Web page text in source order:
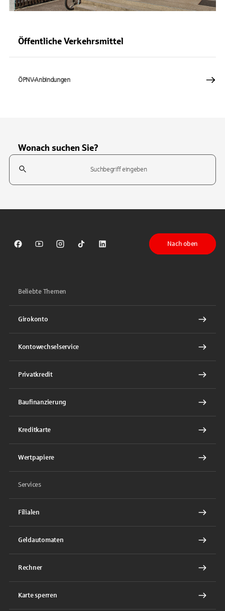
Öffentliche Verkehrsmittel
ÖPNV-Anbindungen
Wonach suchen Sie?
Suchfeld
Sparkasse auf Facebook
Sparkasse auf Youtube
Sparkasse auf Instagram
Sparkasse auf TikTok
Sparkasse auf LinkedIn
Nach oben
Beliebte Themen
Girokonto
Kontowechselservice
Privatkredit
Baufinanzierung
Kreditkarte
Wertpapiere
Services
Filialen
Geldautomaten
Rechner
Karte sperren